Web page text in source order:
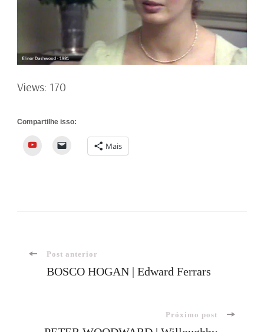
Views: 170
Compartilhe isso:
YouTube Mais
Navegação
Post anterior
BOSCO HOGAN | Edward Ferrars
Próximo post